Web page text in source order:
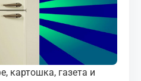
картошка, газета и